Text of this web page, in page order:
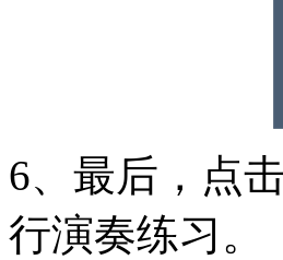
6、最后，点
行演奏练习。